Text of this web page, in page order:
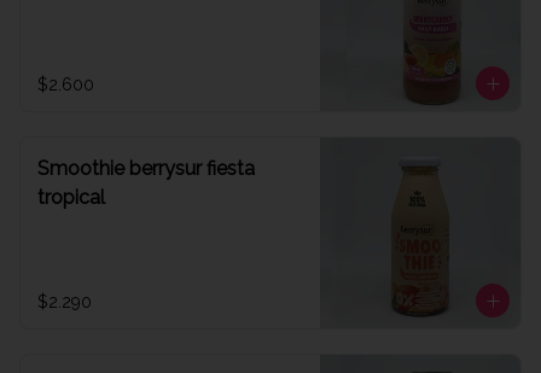
$2.600
Smoothie berrysur fiesta
tropical
$2.290